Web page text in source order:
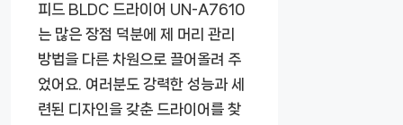
피드 BLDC 드라이어 UN-A7610
는 많은 장점 덕분에 제 머리 관리
방법을 다른 차원으로 끌어올려 주
었어요. 여러분도 강력한 성능과 세
련된 디자인을 갖춘 드라이어를 찾